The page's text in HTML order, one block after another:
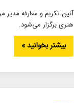
آئین تکریم و معارفه مدیر
هنری برگزار می‌شود.
بیشتر بخوانید »